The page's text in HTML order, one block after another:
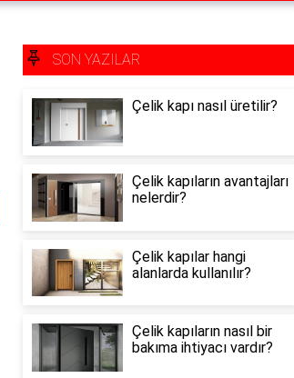
SON YAZILAR
Çelik kapı nasıl üretilir?
Çelik kapıların avantajları
nelerdir?
Çelik kapılar hangi
alanlarda kullanılır?
Çelik kapıların nasıl bir
bakıma ihtiyacı vardır?